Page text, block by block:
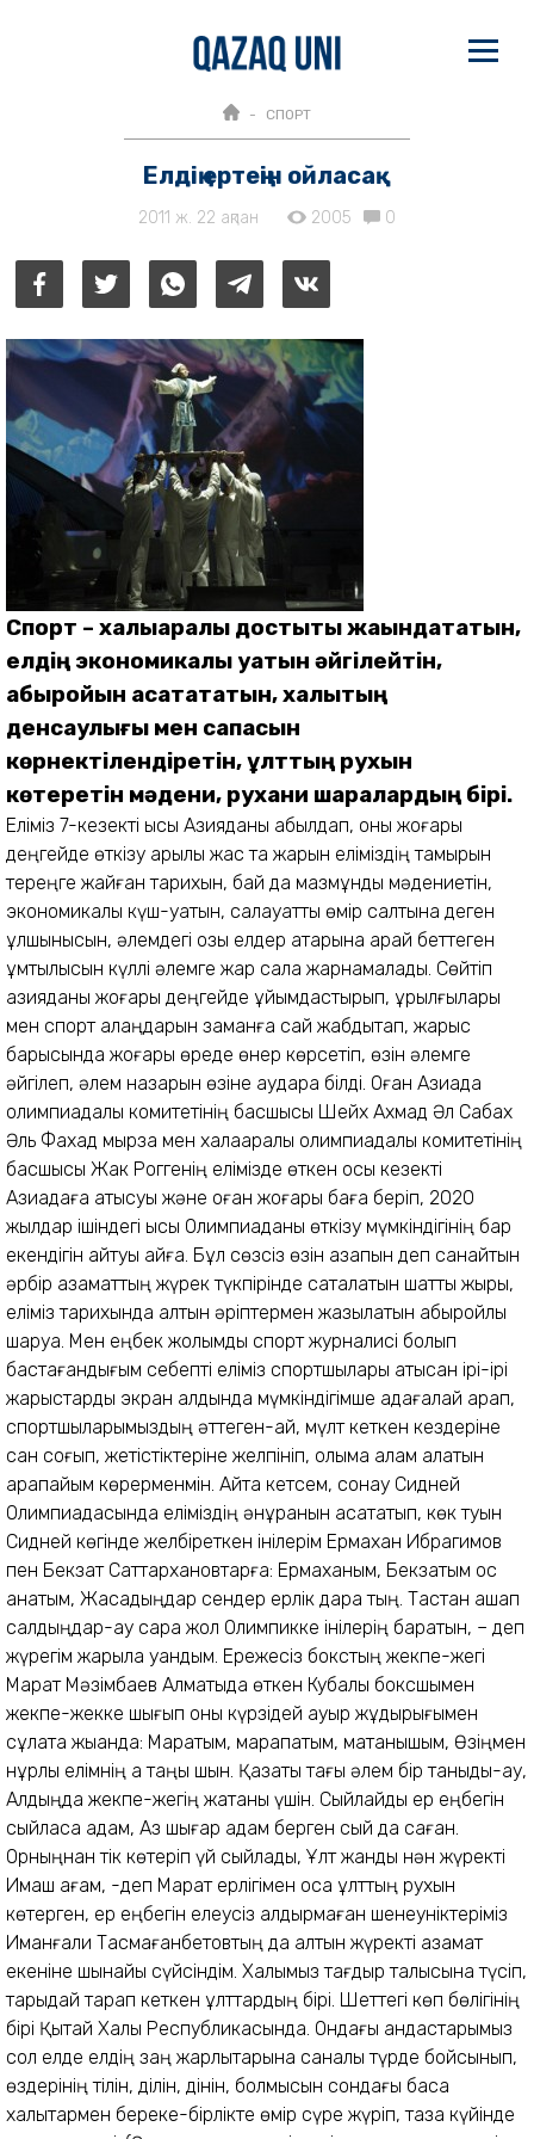
СПОРТ
Елдің ертеңін ойласақ
2011 ж. 22 ақпан 2005 0
Спорт – халықаралық достықты жақындататын,
елдің экономикалық қуатын әйгілейтін,
абыройын асқақтататын, халықтың
денсаулығы мен сапасын
көрнектілендіретін, ұлттың рухын
көтеретін мәдени, рухани шаралардың бірі.
Еліміз 7-кезекті қысқы Азияданы қабылдап, оны жоғары
деңгейде өткізу арқылы жас та жарқын еліміздің тамырын
тереңге жайған тарихын, бай да мазмұнды мәдениетін,
экономикалық күш-қуатын, салауатты өмір салтына деген
құлшынысын, әлемдегі озық елдер қатарына қарай беттеген
ұмтылысын күллі әлемге жар сала жарнамалады. Сөйтіп
азияданы жоғары деңгейде ұйымдастырып, құрылғылары
мен спорт алаңдарын заманға сай жабдықтап, жарыс
барысында жоғары өреде өнер көрсетіп, өзін әлемге
әйгілеп, әлем назарын өзіне аудара білді. Оған Азиада
олимпиадалық комитетінің басшысы Шейх Ахмад Әл Сабах
Әль Фахад мырза мен халақаралық олимпиадалық комитетінің
басшысы Жак Роггенің елімізде өткен осы кезекті
Азиадаға қатысуы және оған жоғары баға беріп, 2020
жылдар ішіндегі қысқы Олимпиаданы өткізу мүмкіндігінің бар
екендігін айтуы айғақ. Бұл сөзсіз өзін қазақпын деп санайтын
әрбір азаматтың жүрек түкпірінде сақталатын шаттық жыры,
еліміз тарихында алтын әріптермен жазылатын абыройлы
шаруа. Мен еңбек жолымды спорт журналисі болып
бастағандығым себепті еліміз спортшылары қатысқан ірі-ірі
жарыстарды экран алдында мүмкіндігімше қадағалай қарап,
спортшыларымыздың әттеген-ай, мүлт кеткен кездеріне
сан соғып, жетістіктеріне желпініп, қолыма қалам алатын
қарапайым көрерменмін. Айта кетсем, сонау Сидней
Олимпиадасында еліміздің әнұранын асқақтатып, көк туын
Сидней көгінде желбіреткен інілерім Ермахан Ибрагимов
пен Бекзат Саттархановтарға: Ермаханым, Бекзатым қос
қанатым, Жасадыңдар сендер ерлік дара тың. Тастан қашап
салдыңдар-ау сара жол Олимпикке інілерің баратын, – деп
жүрегім жарыла қуандым. Ережесіз бокстың жекпе-жегі
Марат Мәзімбаев Алматыда өткен Кубалық боксшымен
жекпе-жекке шығып оны күрзідей ауыр жұдырығымен
сұлата жыққанда: Маратым, марапатым, мақтанышым, Өзіңмен
нұрлы елімнің ақ таңы шын. Қазақты тағы әлем бір таныды-ау,
Алдыңда жекпе-жегің жатқаны үшін. Сыйлайды ер еңбегін
сыйласа адам, Аз шығар адам берген сый да саған.
Орныңнан тік көтеріп үй сыйлады, Ұлт жанды нән жүректі
Имаш ағам, -деп Марат ерлігімен қоса ұлттың рухын
көтерген, ер еңбегін елеусіз қалдырмаған шенеуніктеріміз
Иманғали Тасмағанбетовтың да алтын жүректі азамат
екеніне шынайы сүйсіндім. Халқымыз тағдыр талқысына түсіп,
тарыдай тарап кеткен ұлттардың бірі. Шеттегі көп бөлігінің
бірі Қытай Халық Республикасында. Ондағы қандастарымыз
сол елде елдің заң жарлықтарына саналы түрде бойсынып,
өздерінің тілін, ділін, дінін, болмысын сондағы басқа
халықтармен береке-бірлікте өмір сүре жүріп, таза күйінде